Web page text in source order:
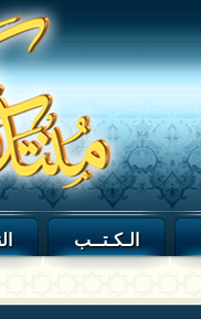
الـكـتــب